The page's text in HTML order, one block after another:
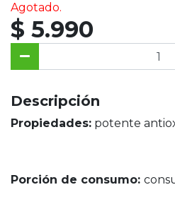
Agotado.
$ 5.990
Descripción
Propiedades: potente
Porción de consumo: